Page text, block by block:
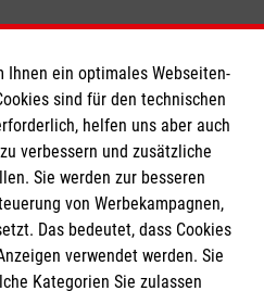
Ihnen ein optimales Webseiten-
sind für den technischen
helfen uns aber auch
verbessern und zusätzliche
Sie werden zur besseren
von Werbekampagnen,
Das bedeutet, dass Cookies
verwendet werden. Sie
Kategorien Sie zulassen